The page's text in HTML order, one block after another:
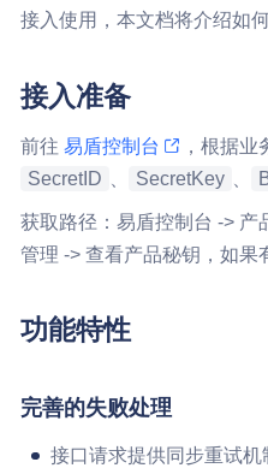
接入使用，本文档将介绍如
接入准备
前往易盾控制台
，根据
SecretID
SecretKey
获取路径：易盾控制台 -> 产
管理 -> 查看产品秘钥，如果
功能特性
完善的失败处理
接口请求提供同步重试